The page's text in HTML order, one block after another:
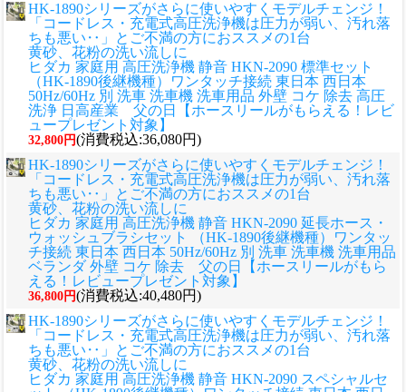
HK-1890シリーズがさらに使いやすくモデルチェンジ！
「コードレス・充電式高圧洗浄機は圧力が弱い、汚れ落
ちも悪い‥」とご不満の方におススメの1台
黄砂、花粉の洗い流しに
ヒダカ 家庭用 高圧洗浄機 静音 HKN-2090 標準セット
（HK-1890後継機種）ワンタッチ接続 東日本 西日本
50Hz/60Hz 別 洗車 洗車機 洗車用品 外壁 コケ 除去 高圧
洗浄 日高産業 父の日【ホースリールがもらえる！レビ
ュープレゼント対象】
32,800円(消費税込:36,080円)
HK-1890シリーズがさらに使いやすくモデルチェンジ！
「コードレス・充電式高圧洗浄機は圧力が弱い、汚れ落
ちも悪い‥」とご不満の方におススメの1台
黄砂、花粉の洗い流しに
ヒダカ 家庭用 高圧洗浄機 静音 HKN-2090 延長ホース・
ウォッシュブラシセット （HK-1890後継機種）ワンタッ
チ接続 東日本 西日本 50Hz/60Hz 別 洗車 洗車機 洗車用品
ベランダ 外壁 コケ 除去 父の日【ホースリールがもら
える！レビュープレゼント対象】
36,800円(消費税込:40,480円)
HK-1890シリーズがさらに使いやすくモデルチェンジ！
「コードレス・充電式高圧洗浄機は圧力が弱い、汚れ落
ちも悪い‥」とご不満の方におススメの1台
黄砂、花粉の洗い流しに
ヒダカ 家庭用 高圧洗浄機 静音 HKN-2090 スペシャルセ